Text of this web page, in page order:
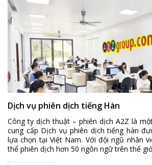
Dịch vụ phiên dịch tiếng Hàn
Công ty dịch thuật – phiên dịch A2Z là
cung cấp Dịch vụ phiên dịch tiếng hàn
lựa chọn tại Việt Nam. Với đội ngũ nhân
thể phiên dịch hơn 50 ngôn ngữ trên thế